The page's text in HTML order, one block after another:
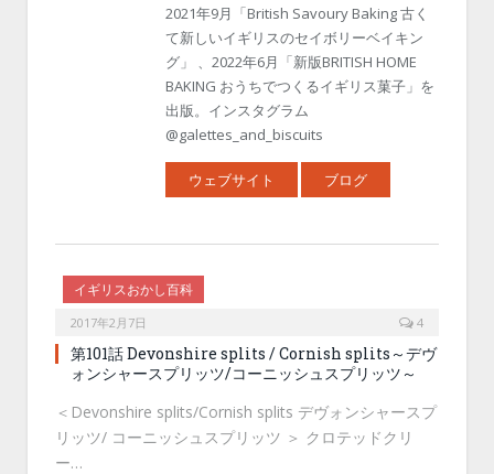
2021年9月「British Savoury Baking 古く
て新しいイギリスのセイボリーベイキン
グ」 、2022年6月「新版BRITISH HOME
BAKING おうちでつくるイギリス菓子」を
出版。インスタグラム
@galettes_and_biscuits
ウェブサイト ブログ
イギリスおかし百科
2017年2月7日 4
第101話 Devonshire splits / Cornish splits～デヴ
ォンシャースプリッツ/コーニッシュスプリッツ～
＜Devonshire splits/Cornish splits デヴォンシャースプ
リッツ/ コーニッシュスプリッツ ＞ クロテッドクリ
ー…